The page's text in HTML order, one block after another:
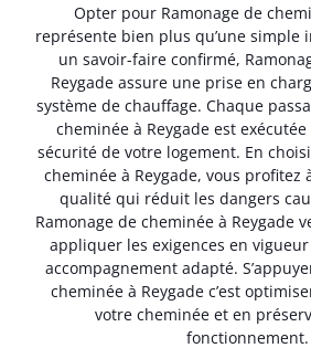
Opter pour Ramonage de
représente bien plus qu’une simple
un savoir-faire confirmé,
Reygade assure une prise en
système de chauffage. Chaque
cheminée à Reygade est
sécurité de votre logement. En
cheminée à Reygade, vous profitez
qualité qui réduit les dangers
Ramonage de cheminée à Reygade
appliquer les exigences en
accompagnement adapté.
cheminée à Reygade c’est
votre cheminée et en
fonctionnement.